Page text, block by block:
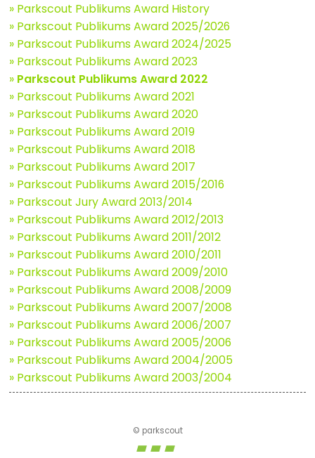
» Parkscout Publikums Award History
» Parkscout Publikums Award 2025/2026
» Parkscout Publikums Award 2024/2025
» Parkscout Publikums Award 2023
» Parkscout Publikums Award 2022
» Parkscout Publikums Award 2021
» Parkscout Publikums Award 2020
» Parkscout Publikums Award 2019
» Parkscout Publikums Award 2018
» Parkscout Publikums Award 2017
» Parkscout Publikums Award 2015/2016
» Parkscout Jury Award 2013/2014
» Parkscout Publikums Award 2012/2013
» Parkscout Publikums Award 2011/2012
» Parkscout Publikums Award 2010/2011
» Parkscout Publikums Award 2009/2010
» Parkscout Publikums Award 2008/2009
» Parkscout Publikums Award 2007/2008
» Parkscout Publikums Award 2006/2007
» Parkscout Publikums Award 2005/2006
» Parkscout Publikums Award 2004/2005
» Parkscout Publikums Award 2003/2004
© parkscout